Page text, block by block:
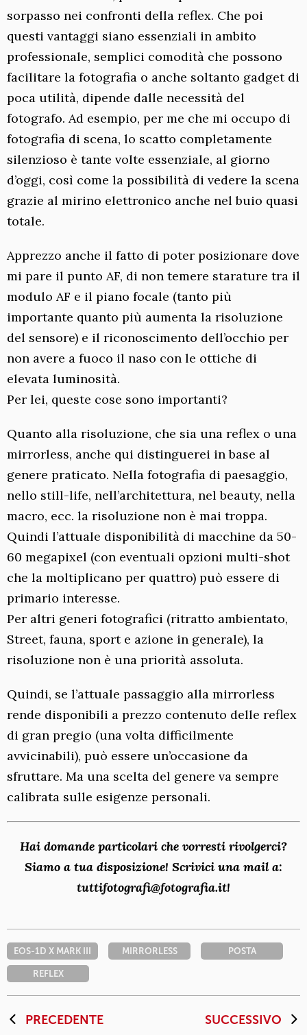
sorpasso nei confronti della reflex. Che poi
questi vantaggi siano essenziali in ambito
professionale, semplici comodità che possono
facilitare la fotografia o anche soltanto gadget di
poca utilità, dipende dalle necessità del
fotografo. Ad esempio, per me che mi occupo di
fotografia di scena, lo scatto completamente
silenzioso è tante volte essenziale, al giorno
d’oggi, così come la possibilità di vedere la scena
grazie al mirino elettronico anche nel buio quasi
totale.
Apprezzo anche il fatto di poter posizionare dove
mi pare il punto AF, di non temere starature tra il
modulo AF e il piano focale (tanto più
importante quanto più aumenta la risoluzione
del sensore) e il riconoscimento dell’occhio per
non avere a fuoco il naso con le ottiche di
elevata luminosità.
Per lei, queste cose sono importanti?
Quanto alla risoluzione, che sia una reflex o una
mirrorless, anche qui distinguerei in base al
genere praticato. Nella fotografia di paesaggio,
nello still-life, nell’architettura, nel beauty, nella
macro, ecc. la risoluzione non è mai troppa.
Quindi l’attuale disponibilità di macchine da 50-
60 megapixel (con eventuali opzioni multi-shot
che la moltiplicano per quattro) può essere di
primario interesse.
Per altri generi fotografici (ritratto ambientato,
Street, fauna, sport e azione in generale), la
risoluzione non è una priorità assoluta.
Quindi, se l’attuale passaggio alla mirrorless
rende disponibili a prezzo contenuto delle reflex
di gran pregio (una volta difficilmente
avvicinabili), può essere un’occasione da
sfruttare. Ma una scelta del genere va sempre
calibrata sulle esigenze personali.
Hai domande particolari che vorresti rivolgerci?
Siamo a tua disposizione! Scrivici una mail a:
tuttifotografi@fotografia.it!
EOS-1D X MARK III MIRRORLESS POSTA
REFLEX
PRECEDENTE SUCCESSIVO